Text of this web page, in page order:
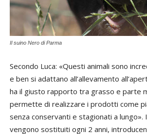
Il suino Nero di Parma
Secondo Luca: «Questi animali sono
e ben si adattano all’allevamento
ha il giusto rapporto tra grasso e parte
permette di realizzare i prodotti come
senza conservanti e stagionati a lungo».
vengono sostituiti ogni 2 anni,